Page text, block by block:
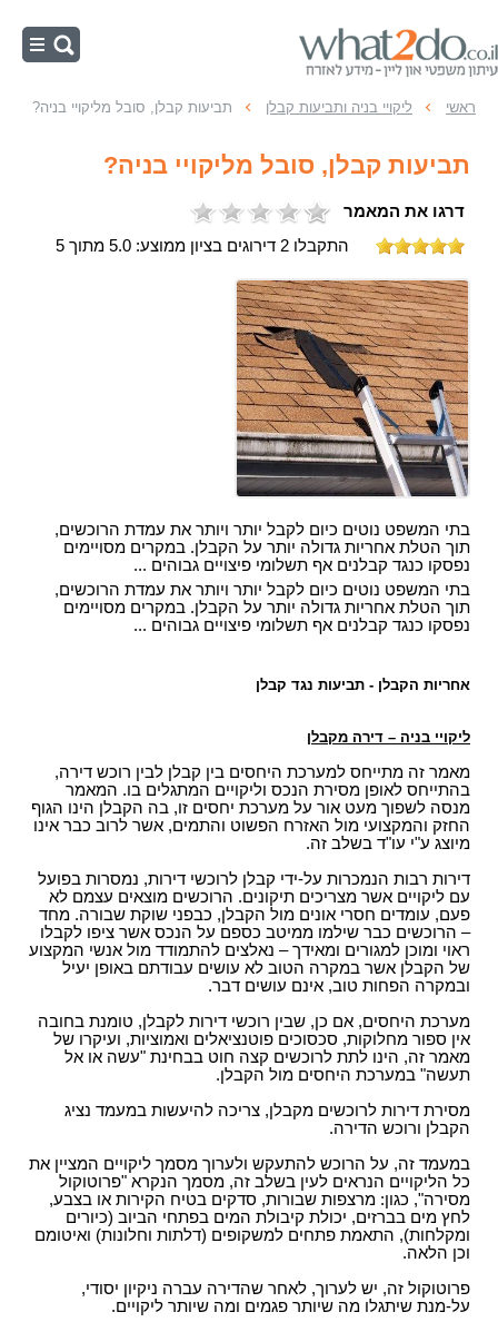
ראשי
חוזה שכירות
בית משותף
תמ"א 38
ליקויי בניה
מושבים וקיבוצים
מיסוי מקרקעין
ראשי ליקויי בניה ותביעות קבלן תביעות קבלן, סובל מליקויי בניה?
תביעות קבלן, סובל מליקויי בניה?
דרגו את המאמר
התקבלו 2 דירוגים בציון ממוצע: 5.0 מתוך 5
בתי המשפט נוטים כיום לקבל יותר ויותר את עמדת הרוכשים,
תוך הטלת אחריות גדולה יותר על הקבלן. במקרים מסויימים
נפסקו כנגד קבלנים אף תשלומי פיצויים גבוהים ...
בתי המשפט נוטים כיום לקבל יותר ויותר את עמדת הרוכשים,
תוך הטלת אחריות גדולה יותר על הקבלן. במקרים מסויימים
נפסקו כנגד קבלנים אף תשלומי פיצויים גבוהים ...
אחריות הקבלן - תביעות נגד קבלן
ליקויי בניה – דירה מקבלן
מאמר זה מתייחס למערכת היחסים בין קבלן לבין רוכש דירה,
בהתייחס לאופן מסירת הנכס וליקויים המתגלים בו. המאמר
מנסה לשפוך מעט אור על מערכת יחסים זו, בה הקבלן הינו הגוף
החזק והמקצועי מול האזרח הפשוט והתמים, אשר לרוב כבר אינו
מיוצג ע"י עו"ד בשלב זה.
דירות רבות הנמכרות על-ידי קבלן לרוכשי דירות, נמסרות בפועל
עם ליקויים אשר מצריכים תיקונים. הרוכשים מוצאים עצמם לא
פעם, עומדים חסרי אונים מול הקבלן, כבפני שוקת שבורה. מחד
– הרוכשים כבר שילמו ממיטב כספם על הנכס אשר ציפו לקבלו
ראוי ומוכן למגורים ומאידך – נאלצים להתמודד מול אנשי המקצוע
של הקבלן אשר במקרה הטוב לא עושים עבודתם באופן יעיל
ובמקרה הפחות טוב, אינם עושים דבר.
מערכת היחסים, אם כן, שבין רוכשי דירות לקבלן, טומנת בחובה
אין ספור מחלוקות, סכסוכים פוטנציאלים ואמוציות, ועיקרו של
מאמר זה, הינו לתת לרוכשים קצה חוט בבחינת "עשה או אל
תעשה" במערכת היחסים מול הקבלן.
מסירת דירות לרוכשים מקבלן, צריכה להיעשות במעמד נציג
הקבלן ורוכש הדירה.
במעמד זה, על הרוכש להתעקש ולערוך מסמך ליקויים המציין את
כל הליקויים הנראים לעין בשלב זה, מסמך הנקרא "פרוטוקול
מסירה", כגון: מרצפות שבורות, סדקים בטיח הקירות או בצבע,
לחץ מים בברזים, יכולת קיבולת המים בפתחי הביוב (כיורים
ומקלחות), התאמת פתחים למשקופים (דלתות וחלונות) ואיטומם
וכן הלאה.
פרוטוקול זה, יש לערוך, לאחר שהדירה עברה ניקיון יסודי,
על-מנת שיתגלו מה שיותר פגמים ומה שיותר ליקויים.